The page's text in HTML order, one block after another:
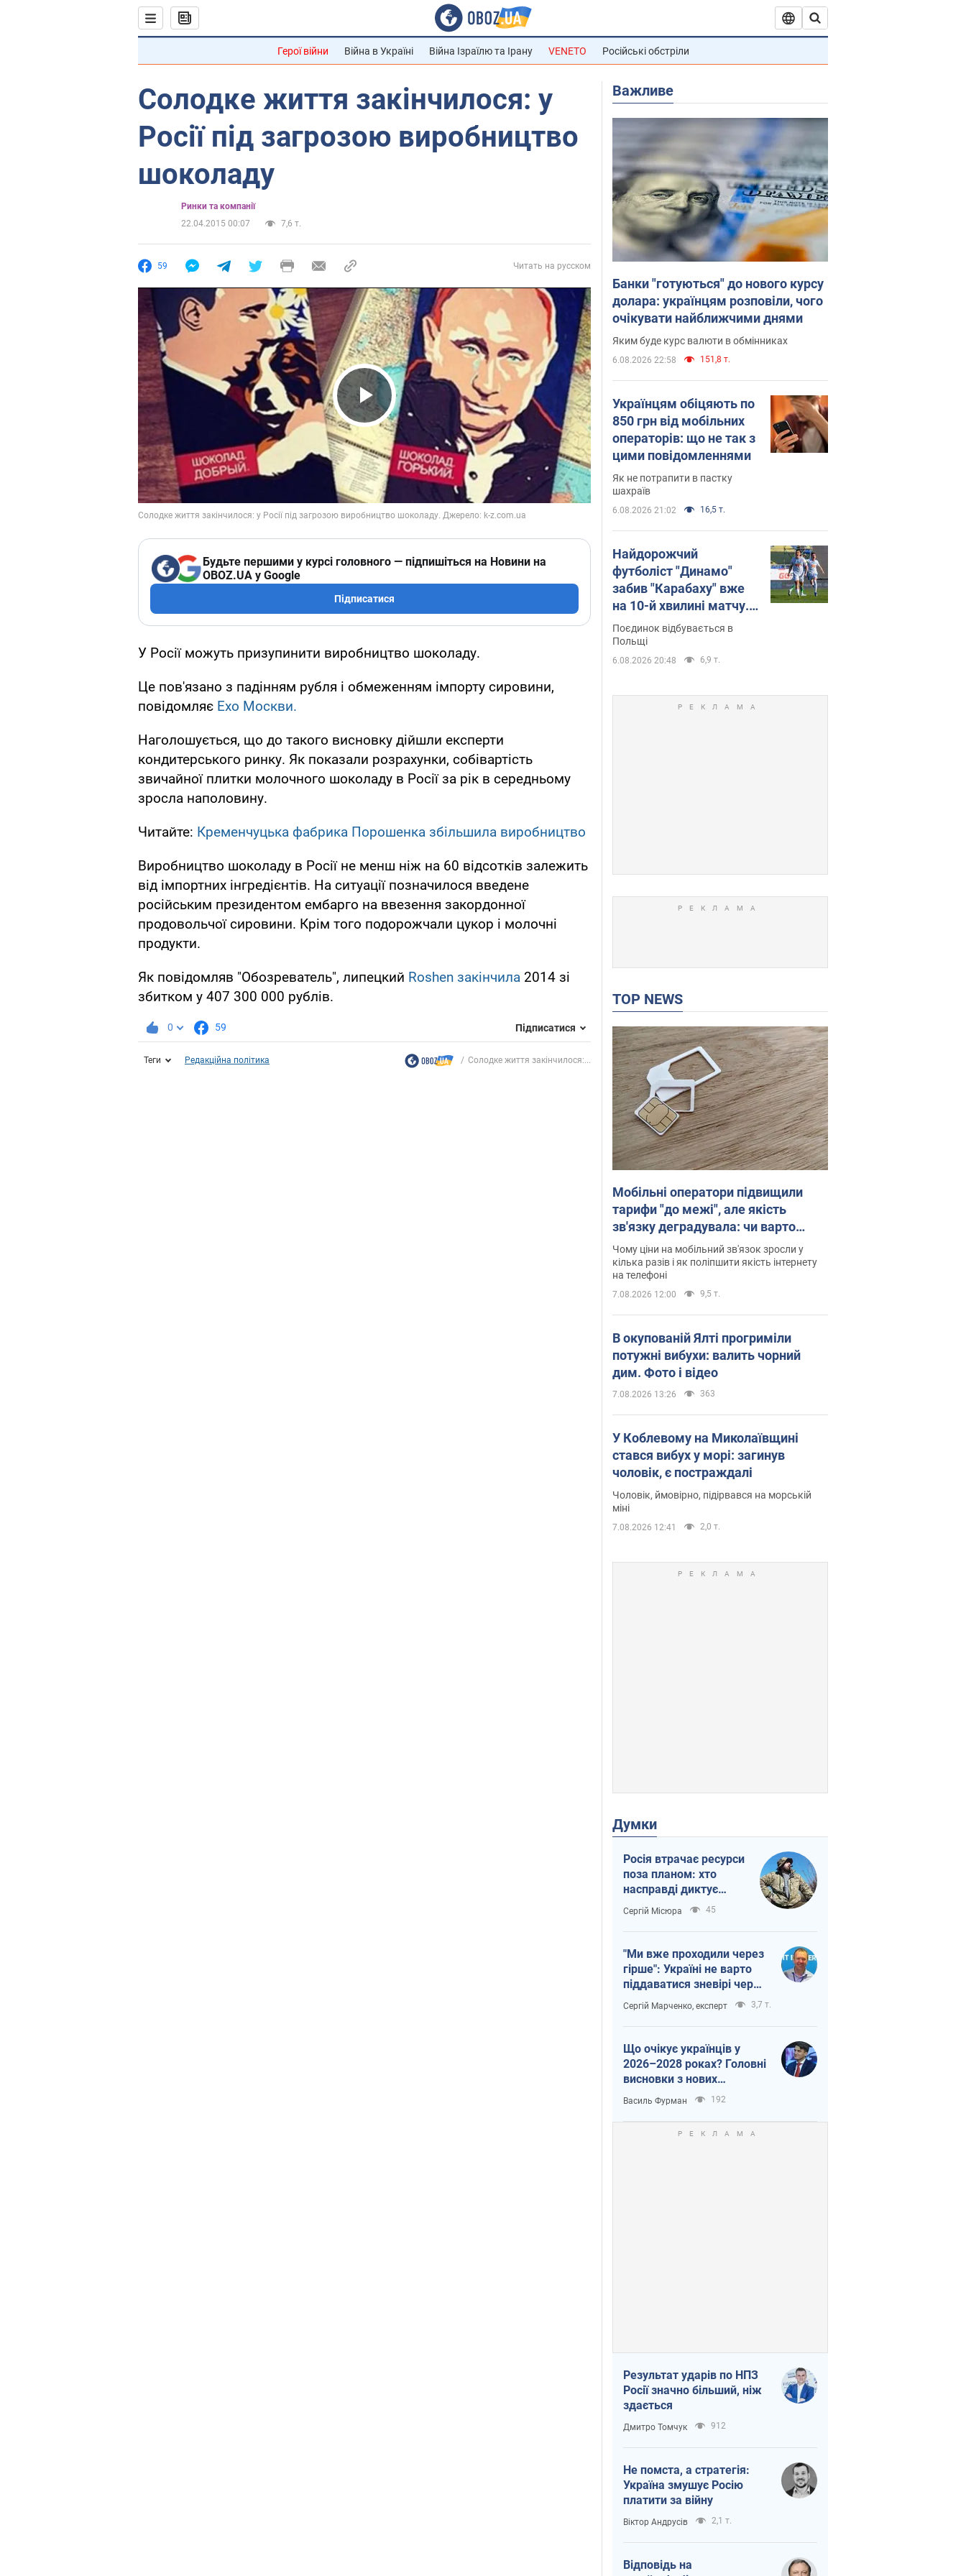
Герої війни Війна в Україні Війна Ізраїлю та Ірану VENETO Російські обстріли
Солодке життя закінчилося: у
Росії під загрозою виробництво
шоколаду
Ринки та компанії
22.04.2015 00:07
7,6 т.
59 Читать на русском
Play Video
Будьте першими у курсі головного — підпишіться на Новини на
OBOZ.UA у Google
Підписатися
У Росії можуть призупинити виробництво шоколаду.
Це пов'язано з падінням рубля і обмеженням імпорту сировини,
повідомляє Ехо Москви.
Наголошується, що до такого висновку дійшли експерти
кондитерського ринку. Як показали розрахунки, собівартість
звичайної плитки молочного шоколаду в Росії за рік в середньому
зросла наполовину.
Читайте: Кременчуцька фабрика Порошенка збільшила виробництво
Виробництво шоколаду в Росії не менш ніж на 60 відсотків залежить
від імпортних інгредієнтів. На ситуації позначилося введене
російським президентом ембарго на ввезення закордонної
продовольчої сировини. Крім того подорожчали цукор і молочні
продукти.
Як повідомляв "Обозреватель", липецкий Roshen закінчила 2014 зі
збитком у 407 300 000 рублів.
0 59 Підписатися
Теги Редакційна політика Солодке життя закінчилося:...
Важливе
Банки "готуються" до нового курсу
долара: українцям розповіли, чого
очікувати найближчими днями
Яким буде курс валюти в обмінниках
6.08.2026 22:58 151,8 т.
Українцям обіцяють по
850 грн від мобільних
операторів: що не так з
цими повідомленнями
Як не потрапити в пастку
шахраїв
6.08.2026 21:02 16,5 т.
Найдорожчий
футболіст "Динамо"
забив "Карабаху" вже
на 10-й хвилині матчу.
Відео
Поєдинок відбувається в
Польщі
6.08.2026 20:48 6,9 т.
TOP NEWS
Мобільні оператори підвищили
тарифи "до межі", але якість
зв'язку деградувала: чи варто
скаржитись на ціни
Чому ціни на мобільний зв'язок зросли у
кілька разів і як поліпшити якість інтернету
на телефоні
7.08.2026 12:00 9,5 т.
В окупованій Ялті прогриміли
потужні вибухи: валить чорний
дим. Фото і відео
7.08.2026 13:26 363
У Коблевому на Миколаївщині
стався вибух у морі: загинув
чоловік, є постраждалі
Чоловік, ймовірно, підірвався на морській
міні
7.08.2026 12:41 2,0 т.
Думки
Росія втрачає ресурси
поза планом: хто
насправді диктує
темп війни
Сергій Місюра 45
"Ми вже проходили через
гірше": Україні не варто
піддаватися зневірі через
ракетний терор
Сергій Марченко, експерт 3,7 т.
Що очікує українців у
2026–2028 роках? Головні
висновки з нових
прогнозів від НБУ
Василь Фурман 192
Результат ударів по НПЗ
Росії значно більший, ніж
здається
Дмитро Томчук 912
Не помста, а стратегія:
Україна змушує Росію
платити за війну
Віктор Андрусів 2,1 т.
Відповідь на